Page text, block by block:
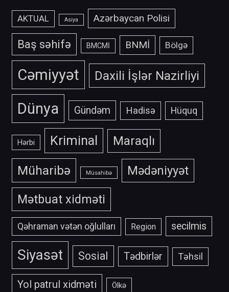
AKTUAL Asiya Azərbaycan Polisi
Baş səhifə BMCMİ BNMİ Bölgə
Cəmiyyət Daxili İşlər Nazirliyi
Dünya Gündəm Hadisə Hüquq
Hərbi Kriminal Maraqlı
Müharibə Müsahibə
Mədəniyyət
Mətbuat xidməti
Qəhraman vətən oğlulları Region secilmis
Siyasət Sosial Tədbirlər Təhsil
Yol patrul xidməti Ölkə